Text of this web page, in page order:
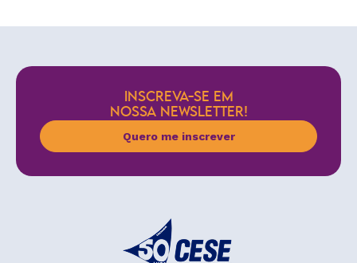
INSCREVA-SE EM
NOSSA NEWSLETTER!
Quero me inscrever